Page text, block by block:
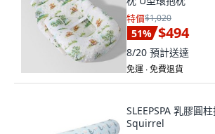
特價$1,020
51% $494
8/20 預計送達
免運 ∙ 免費退貨
SLEEPSPA 乳膠圓
Squirrel